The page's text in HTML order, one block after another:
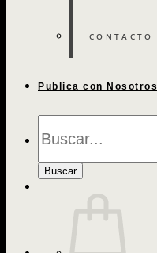
CONTACTO
Publica con Nosotros
de
Buscar